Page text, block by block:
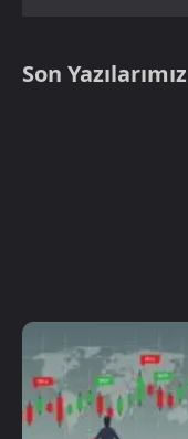
Son Yazılarımız